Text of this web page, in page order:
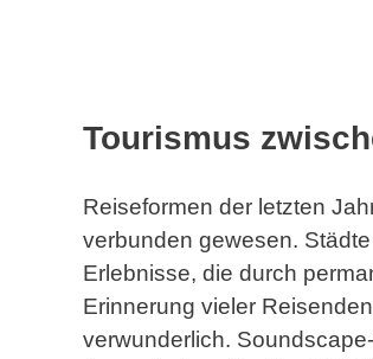
Tourismus
Reiseformen der letzten
verbunden gewesen.
Erlebnisse, die durch
Erinnerung vieler
verwunderlich.